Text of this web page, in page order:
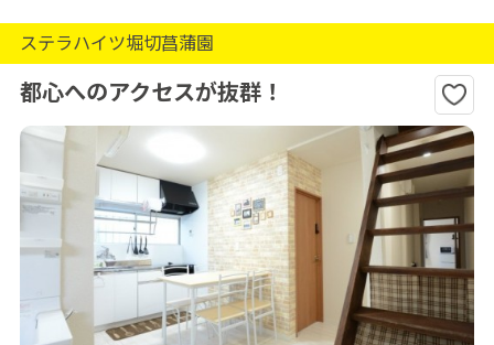
ステラハイツ堀切菖蒲園
都心へのアクセスが抜群！